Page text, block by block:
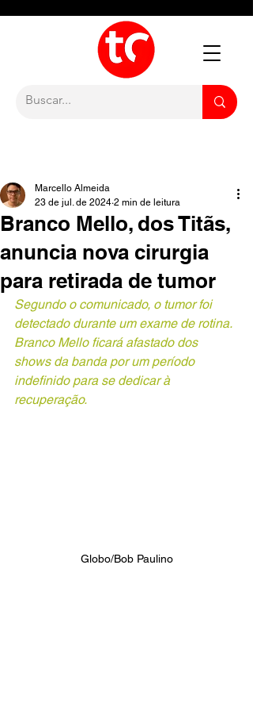
Branco Mello, dos Titãs,
anuncia nova cirurgia
para retirada de tumor
Marcello Almeida
23 de jul. de 2024 2 min de leitura
Segundo o comunicado, o tumor foi
detectado durante um exame de rotina.
Branco Mello ficará afastado dos
shows da banda por um período
indefinido para se dedicar à
recuperação.
Globo/Bob Paulino